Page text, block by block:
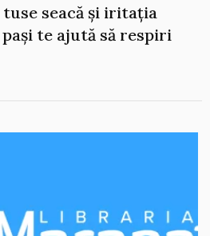
seacă și iritația
te ajută să respiri